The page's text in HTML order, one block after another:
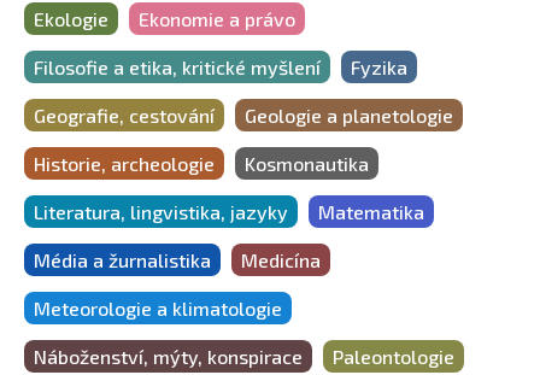
Ekologie Ekonomie a právo
Filosofie a etika, kritické myšlení Fyzika
Geografie, cestování Geologie a planetologie
Historie, archeologie Kosmonautika
Literatura, lingvistika, jazyky Matematika
Média a žurnalistika Medicína
Meteorologie a klimatologie
Náboženství, mýty, konspirace Paleontologie